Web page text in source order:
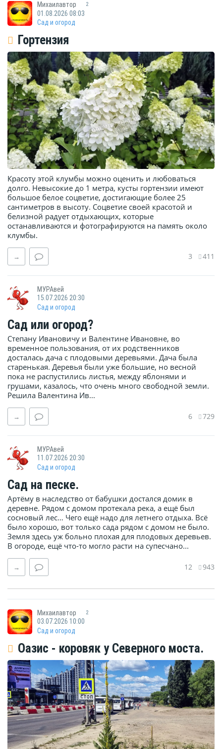
Михаилавтор 2
01.08.2026 08:03
Сад и огород
Гортензия
Красоту этой клумбы можно оценить и любоваться
долго. Невысокие до 1 метра, кусты гортензии имеют
большое белое соцветие, достигающие более 25
сантиметров в высоту. Соцветие своей красотой и
белизной радует отдыхающих, которые
останавливаются и фотографируются на память около
клумбы.
→ 3 411
МУРАвей
15.07.2026 20:30
Сад и огород
Сад или огород?
Степану Ивановичу и Валентине Ивановне, во
временное пользования, от их родственников
досталась дача с плодовыми деревьями. Дача была
старенькая. Деревья были уже большие, но весной
пока не распустились листья, между яблонями и
грушами, казалось, что очень много свободной земли.
Решила Валентина Ив...
→ 6 729
МУРАвей
11.07.2026 20:30
Сад и огород
Сад на песке.
Артёму в наследство от бабушки достался домик в
деревне. Рядом с домом протекала река, а ещё был
сосновый лес… Чего ещё надо для летнего отдыха. Всё
было хорошо, вот только сада рядом с домом не было.
Земля здесь уж больно плохая для плодовых деревьев.
В огороде, ещё что-то могло расти на супесчано...
→ 12 943
Михаилавтор 2
03.07.2026 10:00
Сад и огород
Оазис - коровяк у Северного моста.